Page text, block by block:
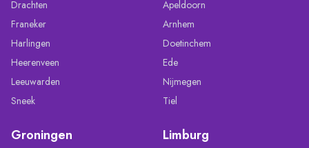
Drachten
Franeker
Harlingen
Heerenveen
Leeuwarden
Sneek
Apeldoorn
Arnhem
Doetinchem
Ede
Nijmegen
Tiel
Groningen Limburg